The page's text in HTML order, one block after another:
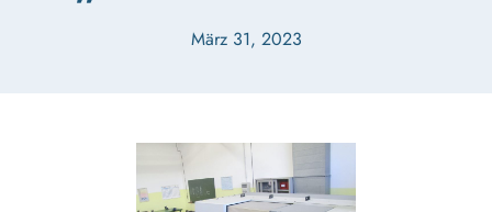
März 31, 2023